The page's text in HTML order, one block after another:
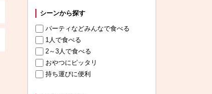
シーンから探す
パーティなどみんなで食べる
1人で食べる
2～3人で食べる
おやつにピッタリ
持ち運びに便利